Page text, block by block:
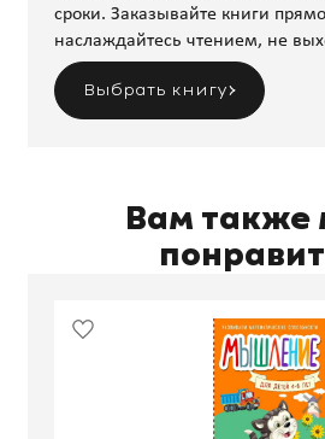
сроки. Заказывайте книги
наслаждайтесь чтением, не
Выбрать книгу
Вам также